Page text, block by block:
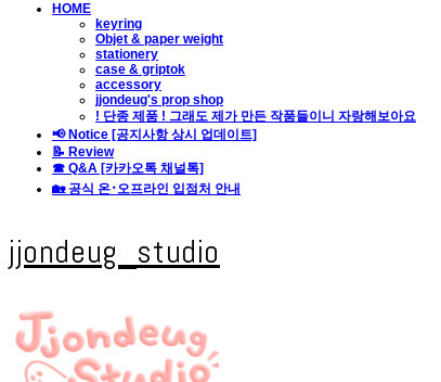
HOME
keyring
Objet & paper weight
stationery
case & griptok
accessory
jjondeug's prop shop
! 단종 제품 ! 그래도 제가 만든 작품들이니 자랑해보아요
📢 Notice [공지사항 상시 업데이트]
📝 Review
☎ Q&A [카카오톡 채널톡]
🏡 공식 온･오프라인 입점처 안내
jjondeug_studio